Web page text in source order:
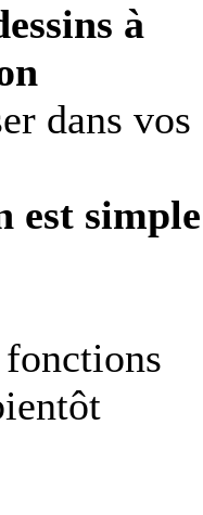
à
dans vos
simple